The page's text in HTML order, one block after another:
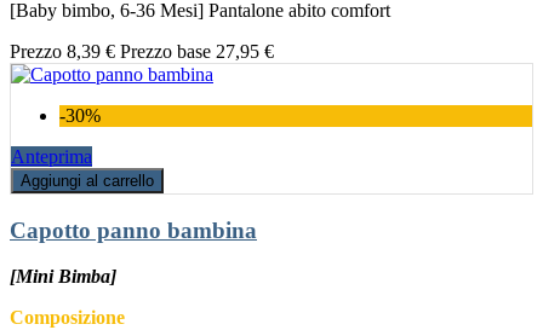
[Baby bimbo, 6-36 Mesi] Pantalone abito comfort
Prezzo 8,39 € Prezzo base 27,95 €
-30%
Anteprima
Aggiungi al carrello
Capotto panno bambina
[Mini Bimba]
Composizione